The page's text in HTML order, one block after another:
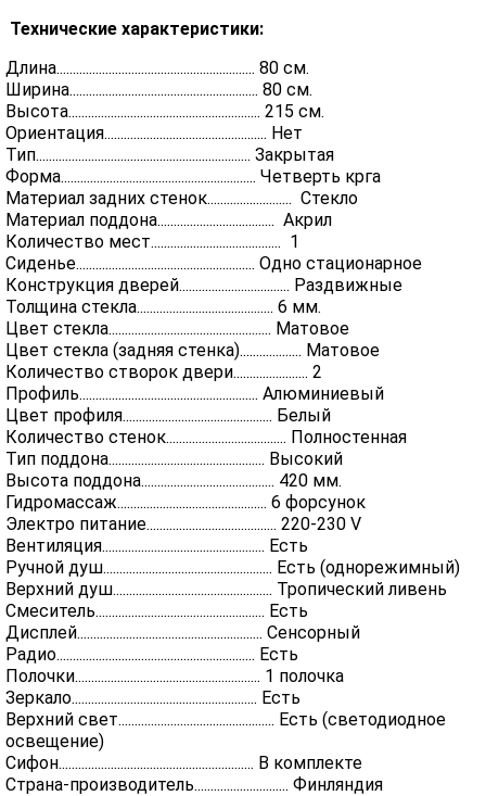
Технические характеристики:
Длина............................................................. 80 см.
Ширина.......................................................... 80 см.
Высота........................................................... 215 см.
Ориентация.................................................. Нет
Тип.................................................................. Закрытая
Форма............................................................ Четверть крга
Материал задних стенок.......................... Стекло
Материал поддона.................................... Акрил
Количество мест........................................ 1
Сиденье....................................................... Одно стационарное
Конструкция дверей.................................. Раздвижные
Толщина стекла.......................................... 6 мм.
Цвет стекла.................................................. Матовое
Цвет стекла (задняя стенка)................... Матовое
Количество створок двери....................... 2
Профиль....................................................... Алюминиевый
Цвет профиля.............................................. Белый
Количество стенок..................................... Полностенная
Тип поддона................................................ Высокий
Высота поддона......................................... 420 мм.
Гидромассаж.............................................. 6 форсунок
Электро питание........................................ 220-230 V
Вентиляция.................................................. Есть
Ручной душ.................................................... Есть (однорежимный)
Верхний душ................................................. Тропический ливень
Смеситель.................................................... Есть
Дисплей......................................................... Сенсорный
Радио............................................................. Есть
Полочки......................................................... 1 полочка
Зеркало......................................................... Есть
Верхний свет................................................ Есть (светодиодное
освещение)
Сифон............................................................ В комплекте
Страна-производитель............................. Финляндия